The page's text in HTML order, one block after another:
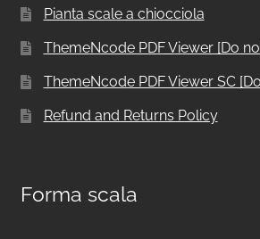
Pianta scale a chiocciola
ThemeNcode PDF Viewer [Do
ThemeNcode PDF Viewer SC
Refund and Returns Policy
Forma scala